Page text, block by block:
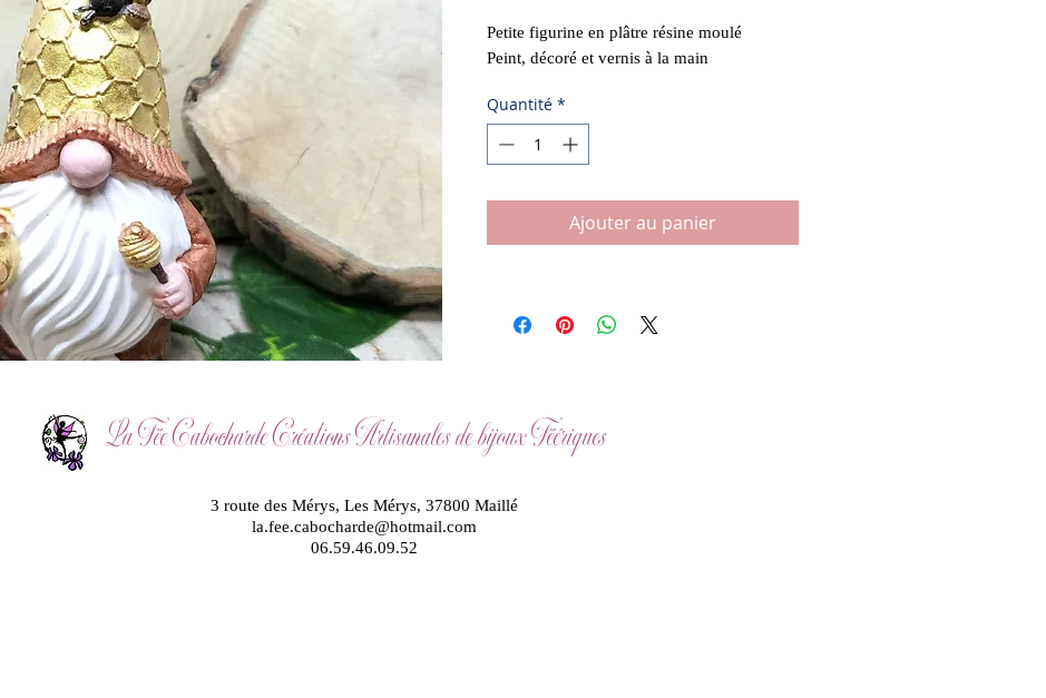
Petite figurine en plâtre résine moulé
Peint, décoré et vernis à la main
Quantité *
Ajouter au panier
La Fée Cabocharde Créations Artisanales de bijoux Féériques
3 route des Mérys, Les Mérys, 37800 Maillé
la.fee.cabocharde@hotmail.com
06.59.46.09.52